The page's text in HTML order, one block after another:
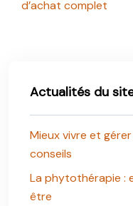
d’achat complet
Actualités du
Mieux vivre et
conseils
La phytothérapie :
être